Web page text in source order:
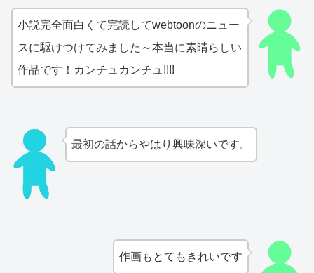
小説完全面白くて完読してwebtoonのニュー
スに駆けつけてみました～本当に素晴らしい
作品です！カンチュカンチュ!!!!
最初の話からやはり興味深いです。
作画もとてもきれいです